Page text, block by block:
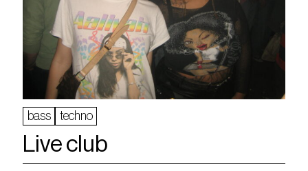
bass techno
Live club